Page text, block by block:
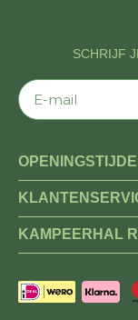
SCHRIJF
E-mail
KAMPEERHAL